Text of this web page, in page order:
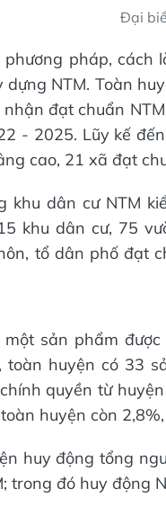
Đại
pháp, cách
NTM. Toàn
đạt chuẩn
- 2025. Lũy kế
cao, 21 xã đạt
khu dân cư NTM
khu dân cư, 75
tổ dân phố đạt
sản phẩm
toàn huyện có 33
quyền từ
huyện còn
huy động tổng
trong đó huy động